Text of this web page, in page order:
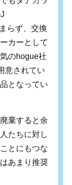
らず、交換
カーとして
のhogue社
意されてい
となってい
棄すると余
たちに対し
とにもつな
あまり推奨